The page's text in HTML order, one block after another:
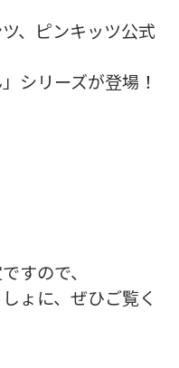
、ピンキッツ公式
シリーズが登場！
すので、
ょに、ぜひご覧く